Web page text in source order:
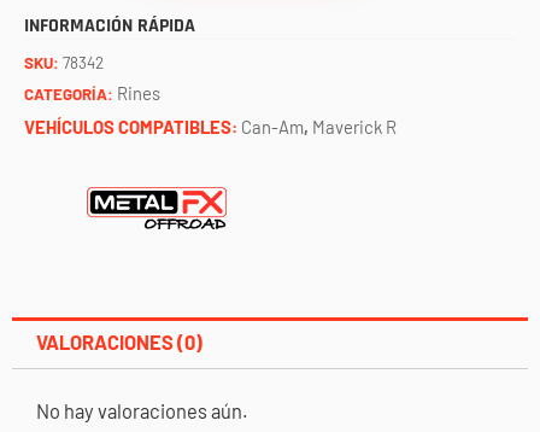
contrast
cut
cantidad
INFORMACIÓN RÁPIDA
SKU: 78342
CATEGORÍA: Rines
VEHÍCULOS COMPATIBLES: Can-Am, Maverick R
VALORACIONES (0)
No hay valoraciones aún.